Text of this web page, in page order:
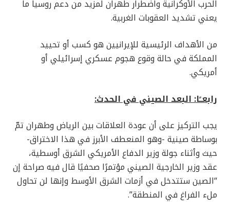
الحرب الأوكرانية واضطرار طهران لمزيد من دعم روسيا ما
يعني تشديد العقوبات الغربية.
من الأهداف الرئيسية للإيرانيين هو كسب أو تحييد
المملكة في حالة وقوع هجوم عسكري إسرائيلي أو
أمريكي.
رابعــًا: البعد الصيني في الحدث:
يجب التركيز على أن عودة العلاقات بين الرياض وطهران تمّ
بوساطة صينية -وهو المنعطف الأبرز في هذا الاختراق-
حيث وأثناء جولة وزير الدفاع الأمريكي الشرق أوسطية،
عقد وزير الخارجية الصيني مؤتمرًا صحفيًا قال فيه صراحة إن
“الصين ستتدخل في أزمات الشرق الأوسط وإنها لن تحاول
ملء الفراغ في المنطقة”.